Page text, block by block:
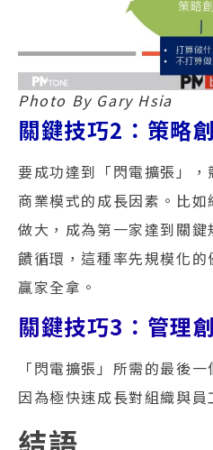
Photo By Gary Hsia
關鍵技巧2：策略
要成功達到「閃電擴張」
商業模式的成長因素。比
做大，成為第一家達到關
饋循環，這種率先規模化
贏家全拿。
關鍵技巧3：管理
「閃電擴張」所需的最後
因為極快速成長對組織與員
結語